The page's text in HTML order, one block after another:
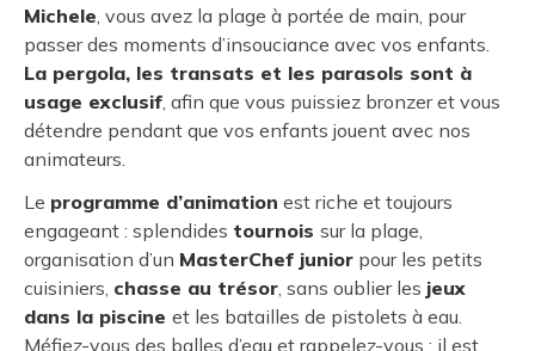
Michele, vous avez la plage à portée de main, pour
passer des moments d’insouciance avec vos enfants.
La pergola, les transats et les parasols sont à
usage exclusif, afin que vous puissiez bronzer et vous
détendre pendant que vos enfants jouent avec nos
animateurs.
Le programme d’animation est riche et toujours
engageant : splendides tournois sur la plage,
organisation d’un MasterChef junior pour les petits
cuisiniers, chasse au trésor, sans oublier les jeux
dans la piscine et les batailles de pistolets à eau.
Méfiez-vous des balles d’eau et rappelez-vous : il est